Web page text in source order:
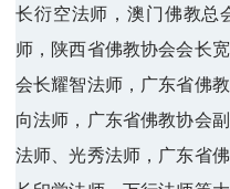
长衍空法师，澳门佛教总
师，陕西省佛教协会会长
会长耀智法师，广东省佛
向法师，广东省佛教协会
法师、光秀法师，广东省